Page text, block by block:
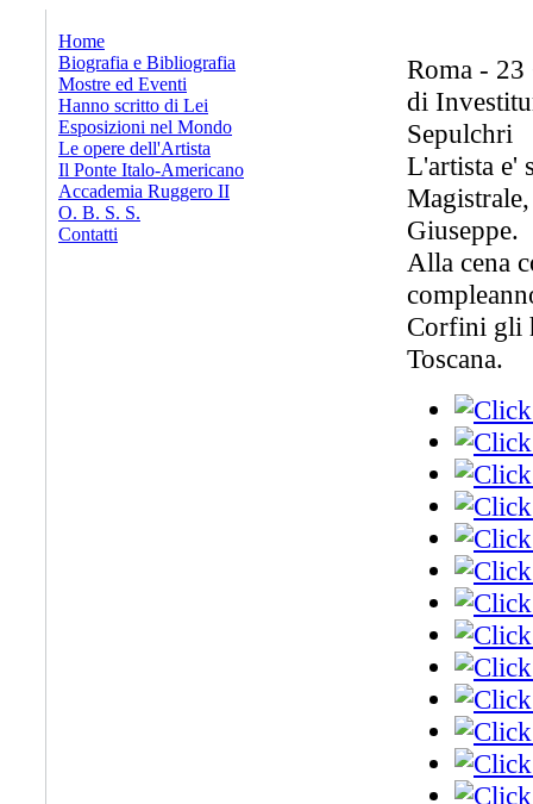
Home
Biografia e Bibliografia
Mostre ed Eventi
Hanno scritto di Lei
Esposizioni nel Mondo
Le opere dell'Artista
Il Ponte Italo-Americano
Accademia Ruggero II
O. B. S. S.
Contatti
Roma - 23
di
Sepulchri
L'artista e'
Giuseppe.
Alla cena
Corfini gli
Toscana.